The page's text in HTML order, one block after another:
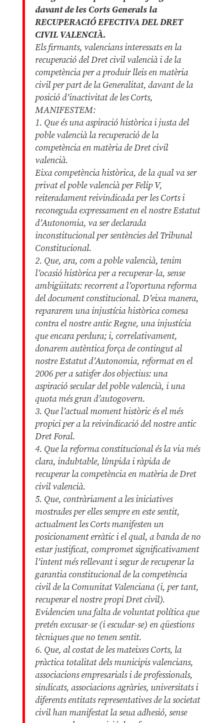
davant de les Corts Generals la
RECUPERACIÓ EFECTIVA DEL DRET
CIVIL VALENCIÀ.
Els firmants, valencians interessats en la
recuperació del Dret civil valencià i de la
competència per a produir lleis en matèria
civil per part de la Generalitat, davant de la
posició d’inactivitat de les Corts,
MANIFESTEM:
1. Que és una aspiració històrica i justa del
poble valencià la recuperació de la
competència en matèria de Dret civil
valencià.
Eixa competència històrica, de la qual va ser
privat el poble valencià per Felip V,
reiteradament reivindicada per les Corts i
reconeguda expressament en el nostre Estatut
d’Autonomia, va ser declarada
inconstitucional per sentències del Tribunal
Constitucional.
2. Que, ara, com a poble valencià, tenim
l’ocasió històrica per a recuperar-la, sense
ambigüitats: recorrent a l’oportuna reforma
del document constitucional. D’eixa manera,
repararem una injustícia històrica comesa
contra el nostre antic Regne, una injustícia
que encara perdura; i, correlativament,
donarem autèntica força de contingut al
nostre Estatut d’Autonomia, reformat en el
2006 per a satisfer dos objectius: una
aspiració secular del poble valencià, i una
quota més gran d’autogovern.
3. Que l’actual moment històric és el més
propici per a la reivindicació del nostre antic
Dret Foral.
4. Que la reforma constitucional és la via més
clara, indubtable, límpida i ràpida de
recuperar la competència en matèria de Dret
civil valencià.
5. Que, contràriament a les iniciatives
mostrades per elles sempre en este sentit,
actualment les Corts manifesten un
posicionament erràtic i el qual, a banda de no
estar justificat, compromet significativament
l’intent més rellevant i segur de recuperar la
garantia constitucional de la competència
civil de la Comunitat Valenciana (i, per tant,
recuperar el nostre propi Dret civil).
Evidencien una falta de voluntat política que
pretén excusar-se (i escudar-se) en qüestions
tècniques que no tenen sentit.
6. Que, al costat de les mateixes Corts, la
pràctica totalitat dels municipis valencians,
associacions empresarials i de professionals,
sindicats, associacions agràries, universitats i
diferents entitats representatives de la societat
civil han manifestat la seua adhesió, sense